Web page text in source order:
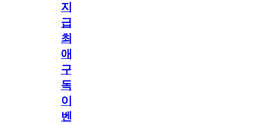
지
급!
최
애
구
독
이
벤